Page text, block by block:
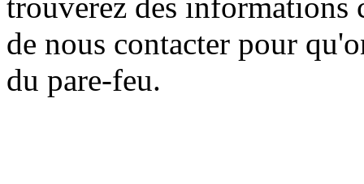
trouverez des informations
de nous contacter pour
du pare-feu.